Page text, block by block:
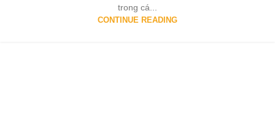
trong cá...
CONTINUE READING